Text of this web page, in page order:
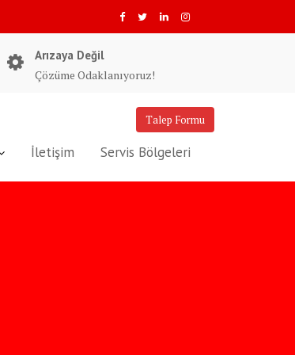
Arızaya Değil
Çözüme Odaklanıyoruz!
Talep Formu
İletişim Servis Bölgeleri